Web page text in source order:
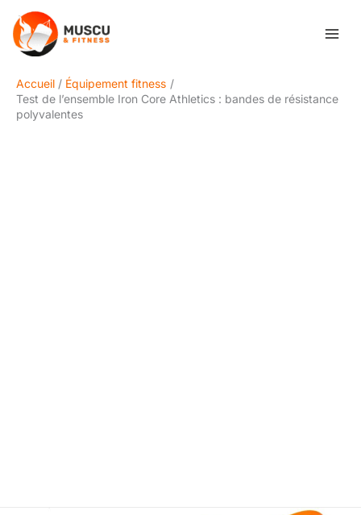
contenu
Accueil
Équipement fitness
Test de l’ensemble Iron Core Athletics : bandes de résistance
polyvalentes
Rechercher